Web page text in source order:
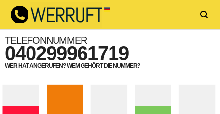
TELEFONNUMMER
040299961719
WER HAT ANGERUFEN? WEM GEHÖRT DIE NUMMER?